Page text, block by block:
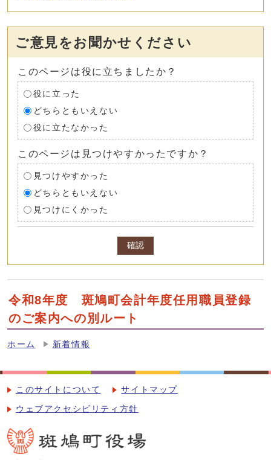
ご意見をお聞かせください
このページは役に立ちましたか？
役に立った
どちらともいえない
役に立たなかった
このページは見つけやすかったですか？
見つけやすかった
どちらともいえない
見つけにくかった
確認
令和8年度 斑鳩町会計年度任用職員登録
のご案内への別ルート
ホーム 新着情報
このサイトについて サイトマップ
ウェブアクセシビリティ方針